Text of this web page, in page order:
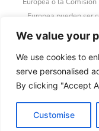
We value your
We use cookies to
serve personalised
By clicking "Accept
Customise
Europea pueden ser